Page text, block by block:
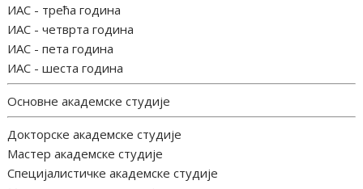
ИАС - трећа година
ИАС - четврта година
ИАС - пета година
ИАС - шеста година
Основне академске студије
Докторске академске студије
Мастер академске студије
Специјалистичке академске студије